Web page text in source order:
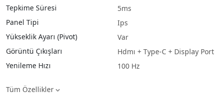
Tepkime Süresi
5ms
Panel Tipi
Ips
Yükseklik Ayarı (Pivot)
Var
Görüntü Çıkışları
Hdmı + Type-C + Display Port
Yenileme Hızı
100 Hz
Tüm Özellikler